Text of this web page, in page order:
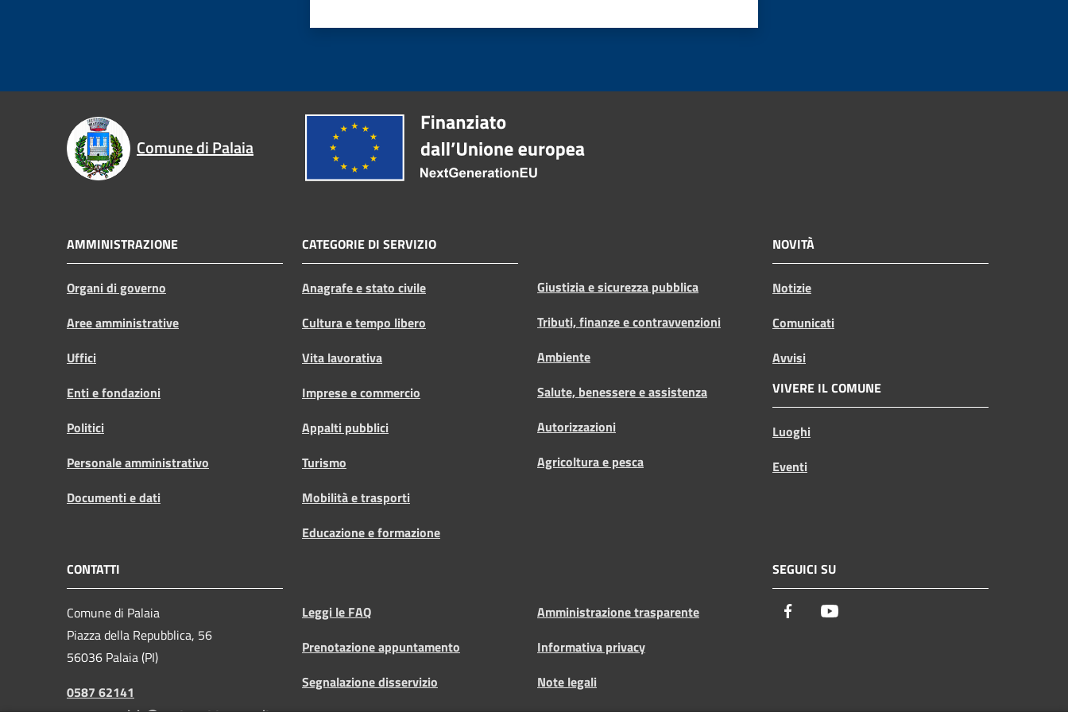
Comune di Palaia
AMMINISTRAZIONE
Organi di governo
Aree amministrative
Uffici
Enti e fondazioni
Politici
Personale amministrativo
Documenti e dati
CATEGORIE DI SERVIZIO
Anagrafe e stato civile
Cultura e tempo libero
Vita lavorativa
Imprese e commercio
Appalti pubblici
Turismo
Mobilità e trasporti
Educazione e formazione
Giustizia e sicurezza pubblica
Tributi, finanze e contravvenzioni
Ambiente
Salute, benessere e assistenza
Autorizzazioni
Agricoltura e pesca
NOVITÀ
Notizie
Comunicati
Avvisi
VIVERE IL COMUNE
Luoghi
Eventi
CONTATTI
Comune di Palaia
Piazza della Repubblica, 56
56036 Palaia (PI)
0587 62141
Leggi le FAQ
Prenotazione appuntamento
Segnalazione disservizio
Amministrazione trasparente
Informativa privacy
Note legali
SEGUICI SU
Facebook